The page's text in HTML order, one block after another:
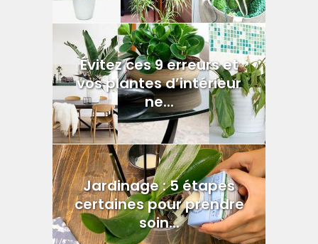
Évitez ces 9 erreurs et
vos plantes d’intérieur
ne...
Jardinage : 5 étapes
certaines pour prendre
soin...